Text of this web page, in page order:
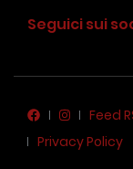
Seguici sui
Feed
Privacy Policy